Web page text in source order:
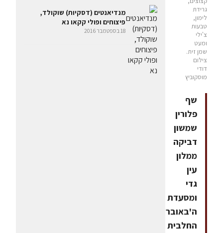
גרידת
לימון,
טבעות
צ'ילי
ומעט
שמן זית.
צילום
דודי
מוסקוביץ
שף
פלורין
שמשון
דביקה
ממלון
עין
גדי
ומסעדת
ה'באובר'
החלבית
מנדיאנטים (דסקיות) שוקולד,
פיצוחים ופולי קקאו נא
18 בספטמבר 2016